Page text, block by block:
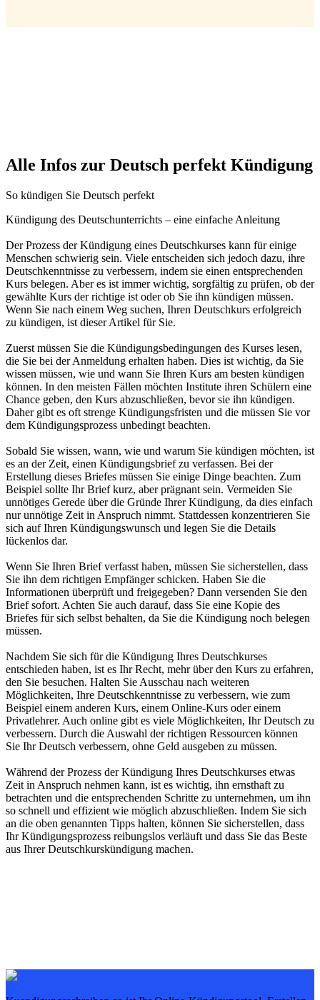
Alle Infos zur Deutsch perfekt Kündigung
So kündigen Sie Deutsch perfekt
Kündigung des Deutschunterrichts – eine einfache Anleitung
Der Prozess der Kündigung eines Deutschkurses kann für einige
Menschen schwierig sein. Viele entscheiden sich jedoch dazu, ihre
Deutschkenntnisse zu verbessern, indem sie einen entsprechenden
Kurs belegen. Aber es ist immer wichtig, sorgfältig zu prüfen, ob der
gewählte Kurs der richtige ist oder ob Sie ihn kündigen müssen.
Wenn Sie nach einem Weg suchen, Ihren Deutschkurs erfolgreich
zu kündigen, ist dieser Artikel für Sie.
Zuerst müssen Sie die Kündigungsbedingungen des Kurses lesen,
die Sie bei der Anmeldung erhalten haben. Dies ist wichtig, da Sie
wissen müssen, wie und wann Sie Ihren Kurs am besten kündigen
können. In den meisten Fällen möchten Institute ihren Schülern eine
Chance geben, den Kurs abzuschließen, bevor sie ihn kündigen.
Daher gibt es oft strenge Kündigungsfristen und die müssen Sie vor
dem Kündigungsprozess unbedingt beachten.
Sobald Sie wissen, wann, wie und warum Sie kündigen möchten, ist
es an der Zeit, einen Kündigungsbrief zu verfassen. Bei der
Erstellung dieses Briefes müssen Sie einige Dinge beachten. Zum
Beispiel sollte Ihr Brief kurz, aber prägnant sein. Vermeiden Sie
unnötiges Gerede über die Gründe Ihrer Kündigung, da dies einfach
nur unnötige Zeit in Anspruch nimmt. Stattdessen konzentrieren Sie
sich auf Ihren Kündigungswunsch und legen Sie die Details
lückenlos dar.
Wenn Sie Ihren Brief verfasst haben, müssen Sie sicherstellen, dass
Sie ihn dem richtigen Empfänger schicken. Haben Sie die
Informationen überprüft und freigegeben? Dann versenden Sie den
Brief sofort. Achten Sie auch darauf, dass Sie eine Kopie des
Briefes für sich selbst behalten, da Sie die Kündigung noch belegen
müssen.
Nachdem Sie sich für die Kündigung Ihres Deutschkurses
entschieden haben, ist es Ihr Recht, mehr über den Kurs zu erfahren,
den Sie besuchen. Halten Sie Ausschau nach weiteren
Möglichkeiten, Ihre Deutschkenntnisse zu verbessern, wie zum
Beispiel einem anderen Kurs, einem Online-Kurs oder einem
Privatlehrer. Auch online gibt es viele Möglichkeiten, Ihr Deutsch zu
verbessern. Durch die Auswahl der richtigen Ressourcen können
Sie Ihr Deutsch verbessern, ohne Geld ausgeben zu müssen.
Während der Prozess der Kündigung Ihres Deutschkurses etwas
Zeit in Anspruch nehmen kann, ist es wichtig, ihn ernsthaft zu
betrachten und die entsprechenden Schritte zu unternehmen, um ihn
so schnell und effizient wie möglich abzuschließen. Indem Sie sich
an die oben genannten Tipps halten, können Sie sicherstellen, dass
Ihr Kündigungsprozess reibungslos verläuft und dass Sie das Beste
aus Ihrer Deutschkurskündigung machen.